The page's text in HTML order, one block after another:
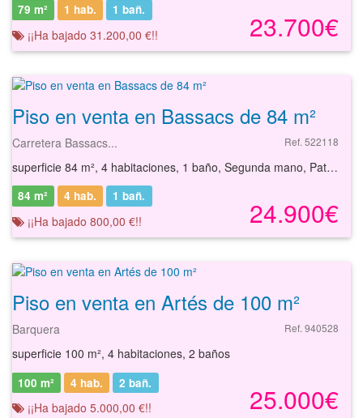
23.700€
79 m² 1 hab. 1 bañ.
¡¡Ha bajado 31.200,00 €!!
Piso en venta en Bassacs de 84 m²
Carretera Bassacs... Ref. 522118
superficie 84 m², 4 habitaciones, 1 baño, Segunda mano, Patio, Calefacción
24.900€
84 m² 4 hab. 1 bañ.
¡¡Ha bajado 800,00 €!!
Piso en venta en Artés de 100 m²
Barquera Ref. 940528
superficie 100 m², 4 habitaciones, 2 baños
25.000€
100 m² 4 hab. 2 bañ.
¡¡Ha bajado 5.000,00 €!!